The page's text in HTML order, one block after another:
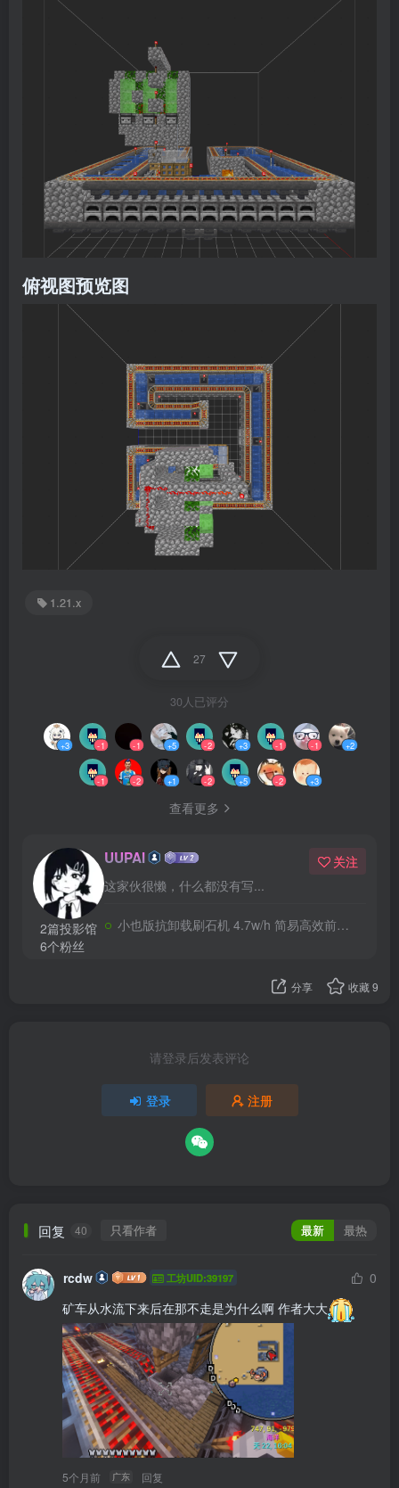
俯视图预览图
1.21.x
27
30人已评分
+3 -1 -1 +5 -2 +3 -1 -1 +2
-1 -2 +1 -2 +5 -2 +3
查看更多
2篇投影馆
6个粉丝
UUPAI
这家伙很懒，什么都没有写...
关注
小也版抗卸载刷石机 4.7w/h 简易高效前期神器
分享 收藏9
请登录后发表评论
登录 注册
回复 40 只看作者 最新 最热
rcdw 工坊UID:39197
0
矿车从水流下来后在那不走是为什么啊 作者大大
5个月前 广东 回复